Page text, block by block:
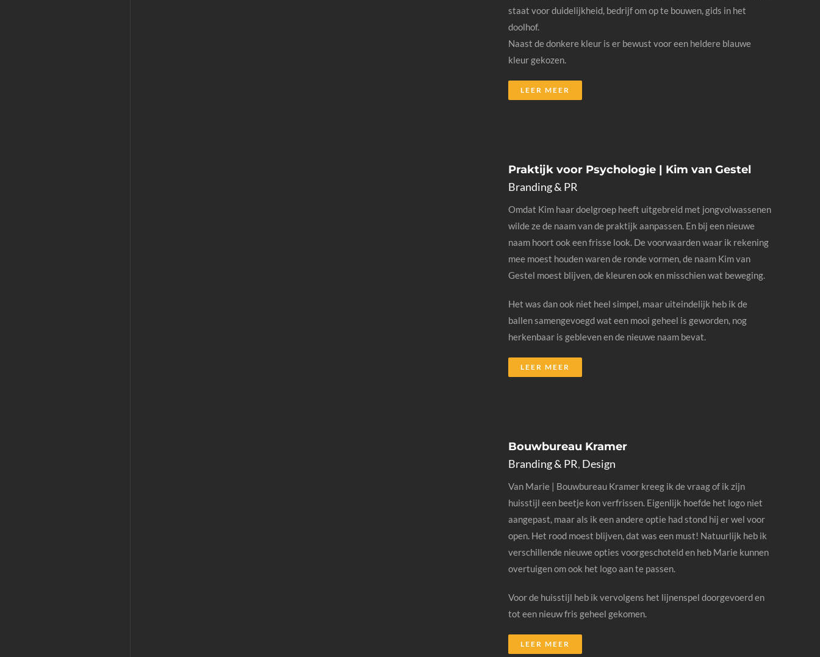
staat voor duidelijkheid, bedrijf om op te bouwen, gids in het
doolhof.
Naast de donkere kleur is er bewust voor een heldere blauwe
kleur gekozen.
LEER MEER
Praktijk voor Psychologie | Kim van Gestel
Branding & PR
Omdat Kim haar doelgroep heeft uitgebreid met jongvolwassenen
wilde ze de naam van de praktijk aanpassen. En bij een nieuwe
naam hoort ook een frisse look. De voorwaarden waar ik rekening
mee moest houden waren de ronde vormen, de naam Kim van
Gestel moest blijven, de kleuren ook en misschien wat beweging.
Het was dan ook niet heel simpel, maar uiteindelijk heb ik de
ballen samengevoegd wat een mooi geheel is geworden, nog
herkenbaar is gebleven en de nieuwe naam bevat.
LEER MEER
Bouwbureau Kramer
Branding & PR, Design
Van Marie | Bouwbureau Kramer kreeg ik de vraag of ik zijn
huisstijl een beetje kon verfrissen. Eigenlijk hoefde het logo niet
aangepast, maar als ik een andere optie had stond hij er wel voor
open. Het rood moest blijven, dat was een must! Natuurlijk heb ik
verschillende nieuwe opties voorgeschoteld en heb Marie kunnen
overtuigen om ook het logo aan te passen.
Voor de huisstijl heb ik vervolgens het lijnenspel doorgevoerd en
tot een nieuw fris geheel gekomen.
LEER MEER